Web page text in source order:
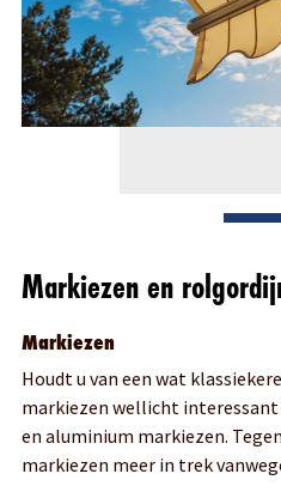
Markiezen en
Markiezen
Houdt u van een wat
markiezen wellicht
en aluminium markiezen.
markiezen meer in trek